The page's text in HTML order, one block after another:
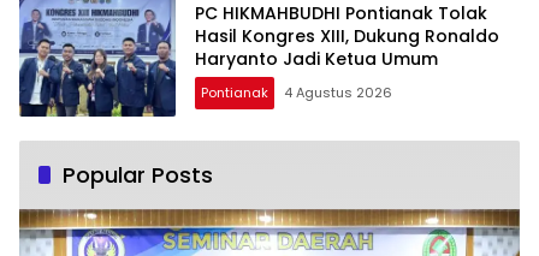
PC HIKMAHBUDHI Pontianak Tolak
Hasil Kongres XIII, Dukung Ronaldo
Haryanto Jadi Ketua Umum
Pontianak 4 Agustus 2026
Popular Posts